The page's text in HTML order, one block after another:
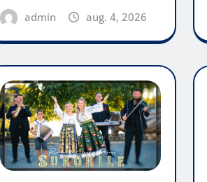
admin aug. 4, 2026